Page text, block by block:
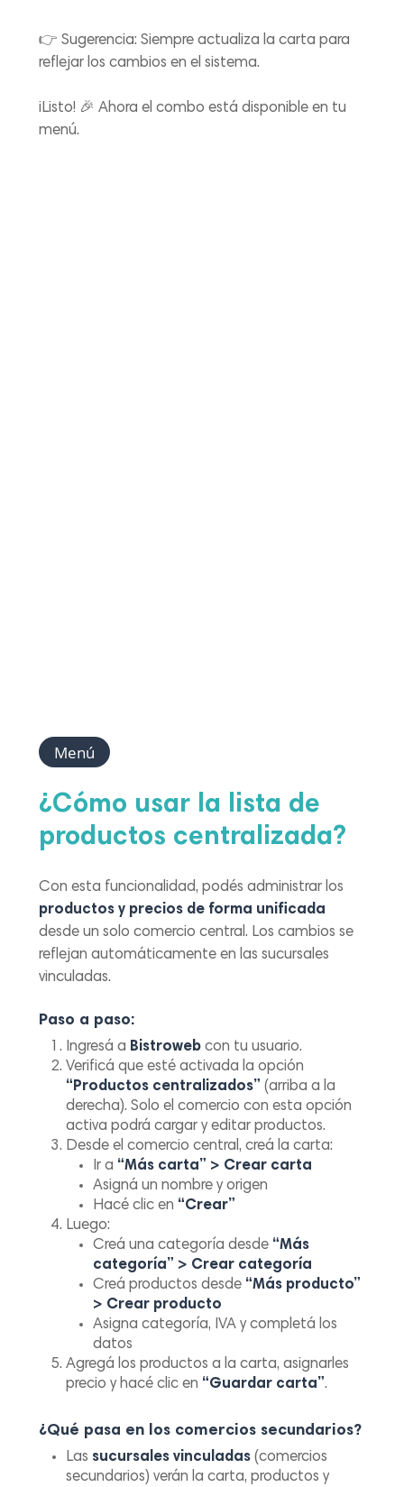
👉Sugerencia: Siempre actualiza la carta para
reflejar los cambios en el sistema.
¡Listo! 🎉 Ahora el combo está disponible en tu
menú.
Menú
¿Cómo usar la lista de
productos centralizada?
Con esta funcionalidad, podés administrar los
productos y precios de forma unificada
desde un solo comercio central. Los cambios se
reflejan automáticamente en las sucursales
vinculadas.
Paso a paso:
Ingresá a Bistroweb con tu usuario.
Verificá que esté activada la opción
“Productos centralizados” (arriba a la
derecha). Solo el comercio con esta opción
activa podrá cargar y editar productos.
Desde el comercio central, creá la carta:
Ir a “Más carta” > Crear carta
Asigná un nombre y origen
Hacé clic en “Crear”
Luego:
Creá una categoría desde “Más
categoría” > Crear categoría
Creá productos desde “Más producto”
> Crear producto
Asigna categoría, IVA y completá los
datos
Agregá los productos a la carta, asignarles
precio y hacé clic en “Guardar carta”.
¿Qué pasa en los comercios secundarios?
Las sucursales vinculadas (comercios
secundarios) verán la carta, productos y